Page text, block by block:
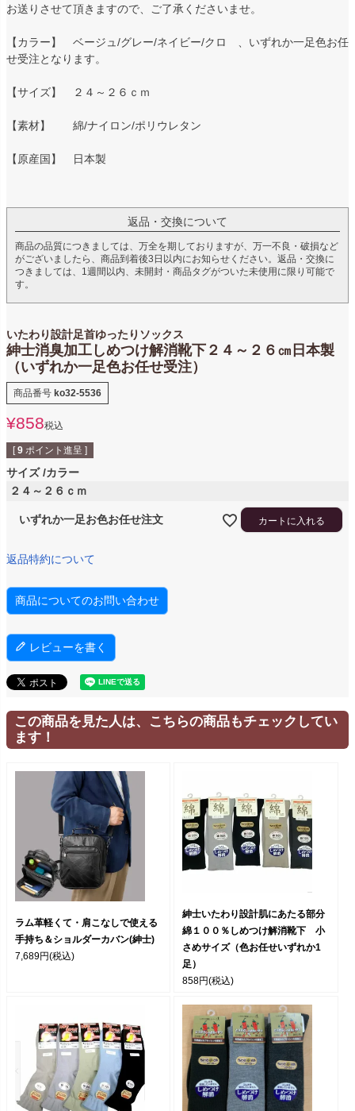
お送りさせて頂きますので、ご了承くださいませ。
【カラー】 ベージュ/グレー/ネイビー/クロ 、いずれか一足色お任
せ受注となります。
【サイズ】 ２４～２６ｃｍ
【素材】 綿/ナイロン/ポリウレタン
【原産国】 日本製
返品・交換について
商品の品質につきましては、万全を期しておりますが、万一不良・破損など
がございましたら、商品到着後3日以内にお知らせください。返品・交換に
つきましては、1週間以内、未開封・商品タグがついた未使用に限り可能で
す。
いたわり設計足首ゆったりソックス
紳士消臭加工しめつけ解消靴下２４～２６㎝日本製
（いずれか一足色お任せ受注）
商品番号 ko32-5536
¥858税込
[ 9 ポイント進呈 ]
サイズ カラー
２４～２６ｃｍ
いずれか一足お色お任せ注文 カートに入れる
返品特約について
商品についてのお問い合わせ
レビューを書く
この商品を見た人は、こちらの商品もチェックしてい
ます！
ラム革軽くて・肩こなしで使える
手持ち＆ショルダーカバン(紳士)
7,689円(税込)
紳士いたわり設計肌にあたる部分
綿１００％しめつけ解消靴下 小
さめサイズ（色お任せいずれか1
足）
858円(税込)